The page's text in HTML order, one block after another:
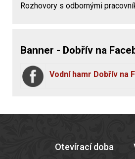
Rozhovory s odbornými
Banner - Dobřív na
Vodní hamr Dobřív na
Otevírací doba